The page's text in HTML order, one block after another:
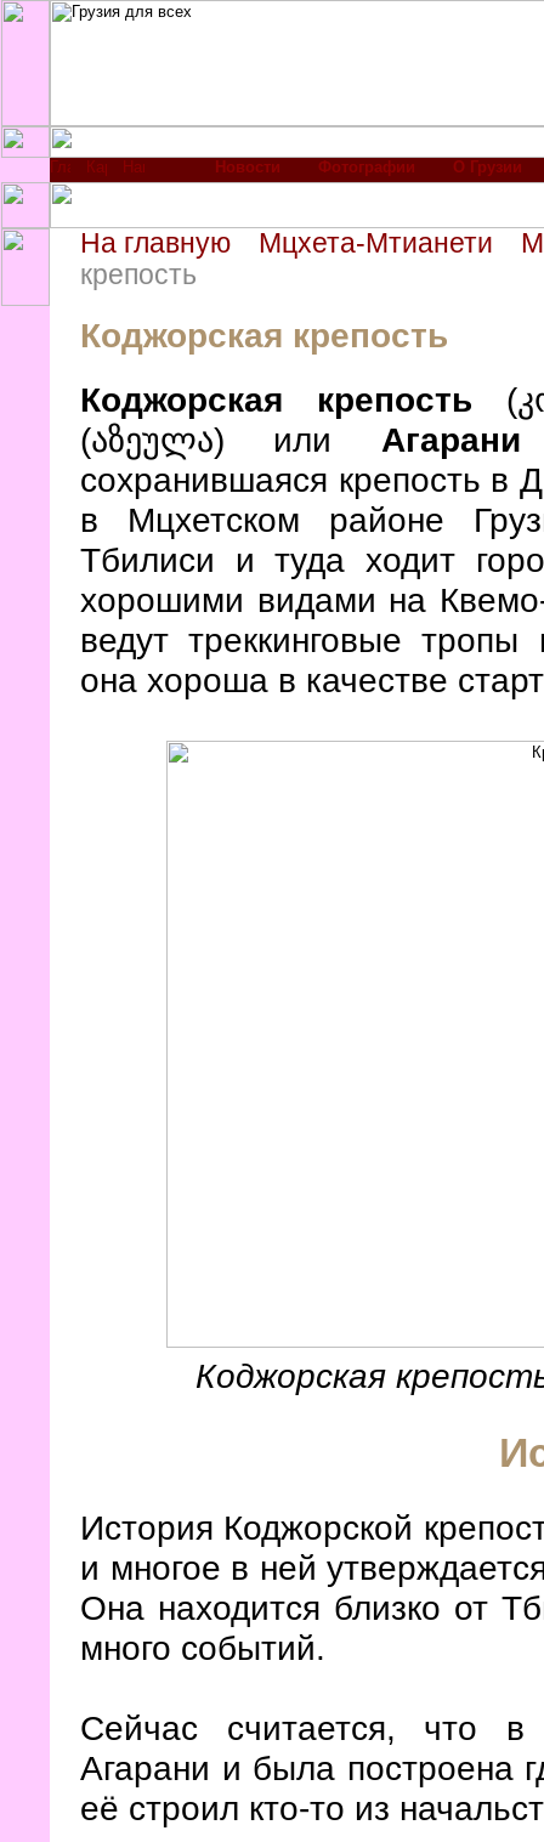
Новости Фотографии О Грузии
На главную Мцхета-Мтианети
крепость
Коджорская крепость
Коджорская крепость
(აზეულა) или Агарани
сохранившаяся крепость в
в Мцхетском районе
Тбилиси и туда ходит
хорошими видами на
ведут треккинговые
она хороша в качестве
Коджорская
История Коджорской
и многое в ней
Она находится близко от
много событий.
Сейчас считается, что
Агарани и была построена
её строил кто-то из